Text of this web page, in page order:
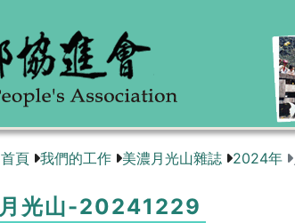
首頁 我們的工作 美濃月光山雜誌 2024年
月光山-20241229